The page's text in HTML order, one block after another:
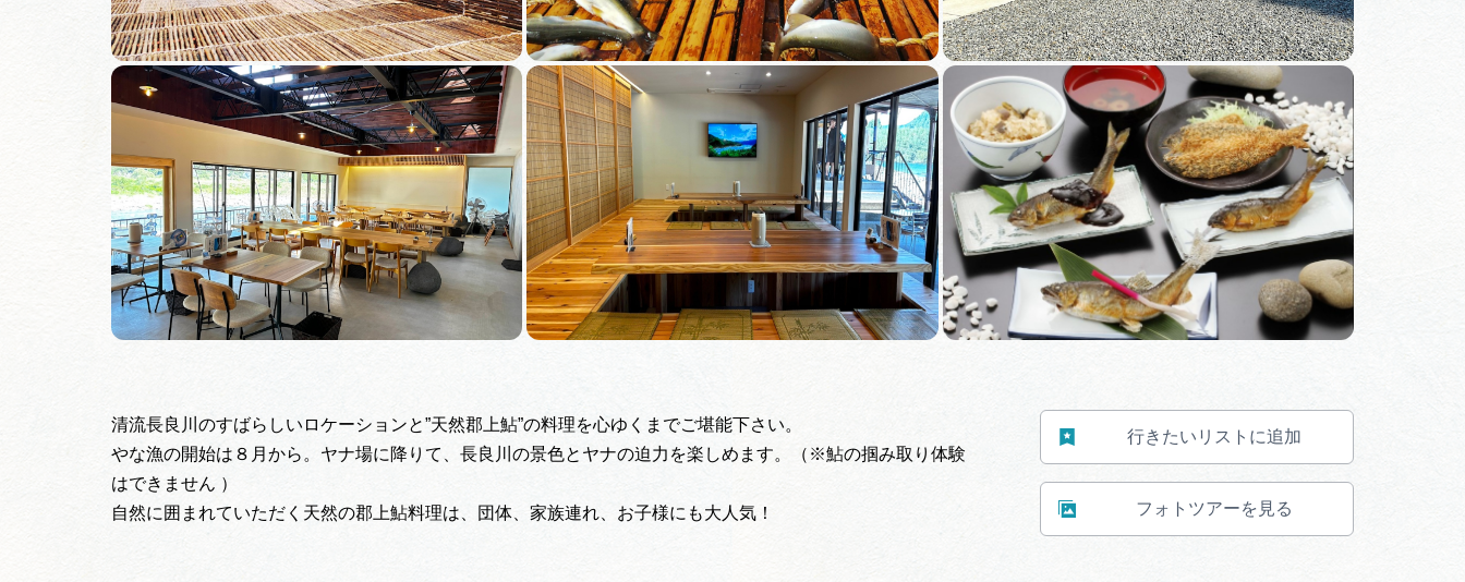
旅行会社・観光事業者の皆様へ フォトライブラリー
動画ライブラリー お問い合わせ
運営組織 広告掲載 サイトポリシー
清流長良川のすばらしいロケーションと”天然郡上鮎”の料理を心ゆくまでご堪能下さい。
やな漁の開始は８月から。ヤナ場に降りて、長良川の景色とヤナの迫力を楽しめます。（※鮎の掴み取り体験
はできません ）
自然に囲まれていただく天然の郡上鮎料理は、団体、家族連れ、お子様にも大人気！
行きたいリストに追加
フォトツアーを見る